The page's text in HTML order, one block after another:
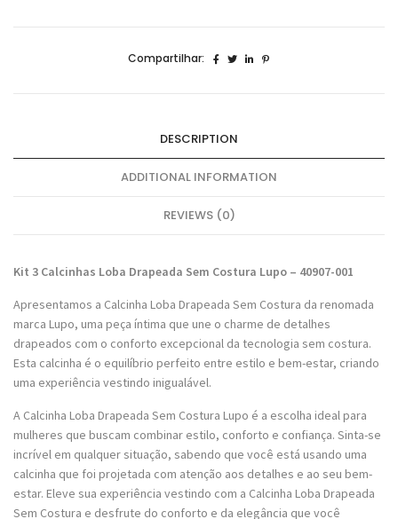
Compartilhar:
DESCRIPTION
ADDITIONAL INFORMATION
REVIEWS (0)
Kit 3 Calcinhas Loba Drapeada Sem Costura Lupo – 40907-001
Apresentamos a Calcinha Loba Drapeada Sem Costura da renomada
marca Lupo, uma peça íntima que une o charme de detalhes
drapeados com o conforto excepcional da tecnologia sem costura.
Esta calcinha é o equilíbrio perfeito entre estilo e bem-estar, criando
uma experiência vestindo inigualável.
A Calcinha Loba Drapeada Sem Costura Lupo é a escolha ideal para
mulheres que buscam combinar estilo, conforto e confiança. Sinta-se
incrível em qualquer situação, sabendo que você está usando uma
calcinha que foi projetada com atenção aos detalhes e ao seu bem-
estar. Eleve sua experiência vestindo com a Calcinha Loba Drapeada
Sem Costura e desfrute do conforto e da elegância que você